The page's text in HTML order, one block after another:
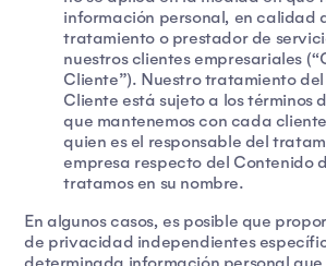
información personal, en calidad
tratamiento o prestador de
nuestros clientes empresariales
Cliente”). Nuestro tratamiento
Cliente está sujeto a los términos
que mantenemos con cada
quien es el responsable del
empresa respecto del Contenido
tratamos en su nombre.
En algunos casos, es posible que
de privacidad independientes